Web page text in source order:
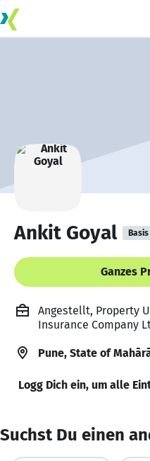
Ankit Goyal Basis
Ganzes
Angestellt, Property
Insurance Company
Pune, State of
Logg Dich ein, um alle
Suchst Du einen